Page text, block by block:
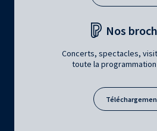
Nos
Concerts, spectacles,
toute la programmation